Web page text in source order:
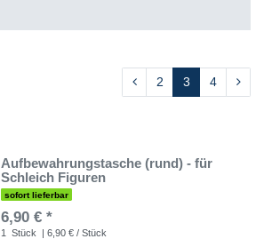
2 3 4
Aufbewahrungstasche (rund) - für
Schleich Figuren
sofort lieferbar
6,90 € *
1 Stück | 6,90 € / Stück